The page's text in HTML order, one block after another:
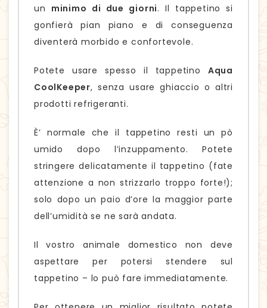
un minimo di due giorni. Il tappetino si
gonfierà pian piano e di conseguenza
diventerà morbido e confortevole.
Potete usare spesso il tappetino Aqua
CoolKeeper, senza usare ghiaccio o altri
prodotti refrigeranti.
È’ normale che il tappetino resti un pò
umido dopo l’inzuppamento. Potete
stringere delicatamente il tappetino (fate
attenzione a non strizzarlo troppo forte!);
solo dopo un paio d’ore la maggior parte
dell’umidità se ne sarà andata.
Il vostro animale domestico non deve
aspettare per potersi stendere sul
tappetino – lo può fare immediatamente.